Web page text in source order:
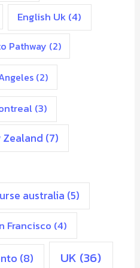
English Uk(4)
Pathway (2)
(2)
(3)
Zealand (7)
australia (5)
Francisco (4)
(8) UK (36)